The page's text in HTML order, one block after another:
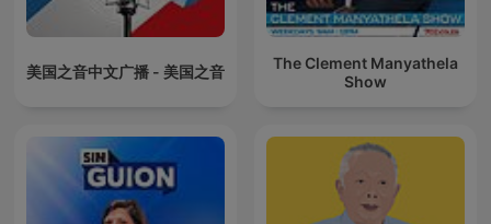
美国之音中文广播 - 美国之音
The Clement Manyathela
Show